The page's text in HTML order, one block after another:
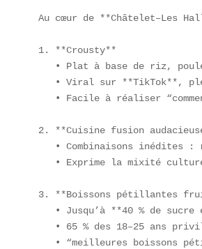
Au cœur de **Châtelet–Les
1. **Crousty**
• Plat à base de riz,
• Viral sur **TikTok**,
• Facile à réaliser
2. **Cuisine fusion
• Combinaisons inédites
• Exprime la mixité
3. **Boissons pétillantes
• Jusqu’à **40 % de sucre
• 65 % des 18–25 ans
• “meilleures boissons